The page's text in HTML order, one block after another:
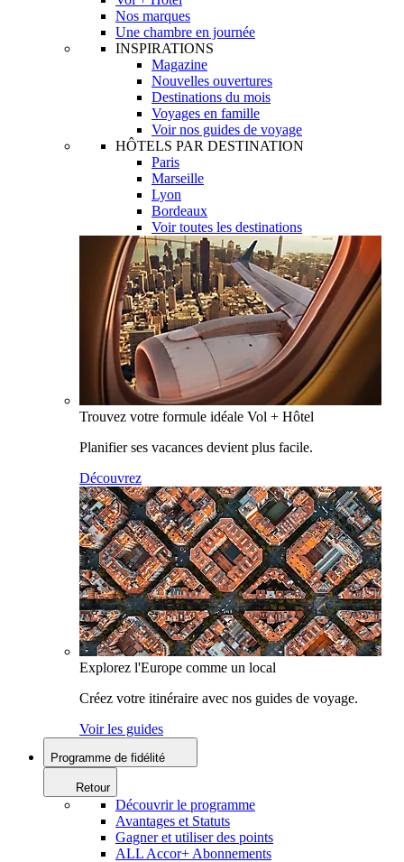
Nos marques
Une chambre en journée
INSPIRATIONS
Magazine
Nouvelles ouvertures
Destinations du mois
Voyages en famille
Voir nos guides de voyage
HÔTELS PAR DESTINATION
Paris
Marseille
Lyon
Bordeaux
Voir toutes les destinations
Trouvez votre formule idéale Vol + Hôtel
Planifier ses vacances devient plus facile.
Découvrez
Explorez l'Europe comme un local
Créez votre itinéraire avec nos guides de voyage.
Voir les guides
Programme de fidélité
Retour
Découvrir le programme
Avantages et Statuts
Gagner et utiliser des points
ALL Accor+ Abonnements